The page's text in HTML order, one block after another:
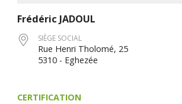
Frédéric JADOUL
SIÈGE SOCIAL
Rue Henri Tholomé, 25
5310 - Eghezée
CERTIFICATION